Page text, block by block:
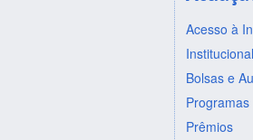
Acesso à
Institucional
Bolsas e
Programas
Prêmios